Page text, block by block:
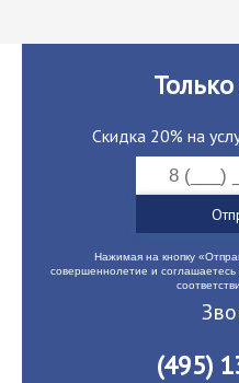
Скидка 20% на
Нажимая на кнопку
совершеннолетие и
(495)